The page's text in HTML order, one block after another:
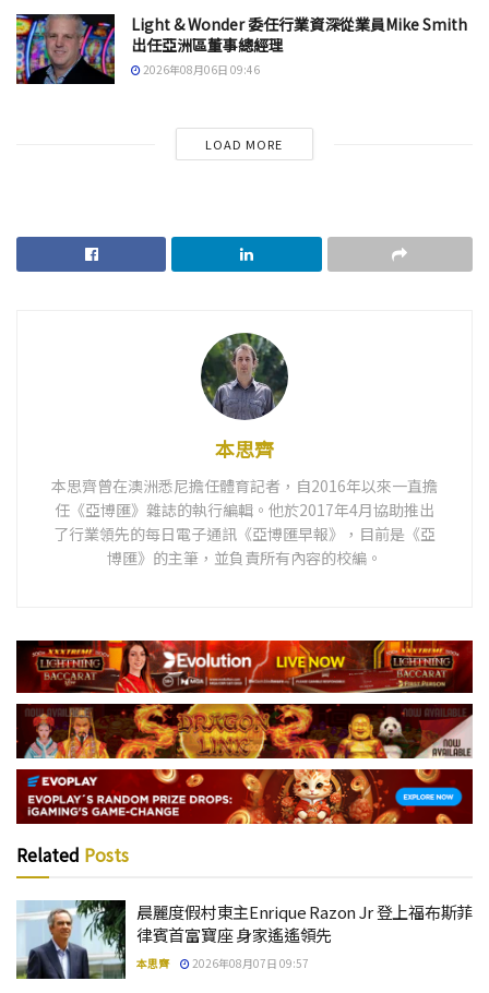
Light & Wonder 委任行業資深從業員Mike Smith
出任亞洲區董事總經理
2026年08月06日 09:46
LOAD MORE
本思齊
本思齊曾在澳洲悉尼擔任體育記者，自2016年以來一直擔
任《亞博匯》雜誌的執行編輯。他於2017年4月協助推出
了行業領先的每日電子通訊《亞博匯早報》，目前是《亞
博匯》的主筆，並負責所有內容的校編。
Related Posts
晨麗度假村東主Enrique Razon Jr 登上福布斯菲
律賓首富寶座 身家遙遙領先
本思齊 2026年08月07日 09:57